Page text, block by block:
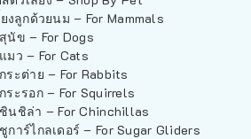
งลูกด้วยนม – For Mammals
นัข – For Dogs
มว – For Cats
ระต่าย – For Rabbits
ระรอก – For Squirrels
นชิล่า – For Chinchillas
การ์ไกลเดอร์ – For Sugar Gliders